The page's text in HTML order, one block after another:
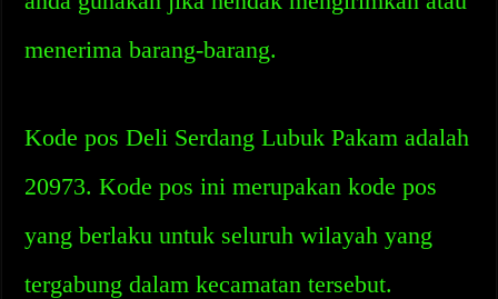
menerima barang-barang.
Kode pos Deli Serdang Lubuk Pakam adalah
20973. Kode pos ini merupakan kode pos
yang berlaku untuk seluruh wilayah yang
tergabung dalam kecamatan tersebut.